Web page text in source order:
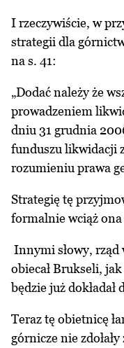
I rzeczywiście, w
strategii dla
na s. 41:
„Dodać należy że
prowadzeniem
dniu 31 grudnia
funduszu likwidacji
rozumieniu prawa
Strategię tę
formalnie wciąż
Innymi słowy, rząd
obiecał Brukseli,
będzie już
Teraz tę obietnicę
górnicze nie